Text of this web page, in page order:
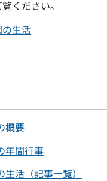
ください。
生活
概要
年間行事
活（記事一覧）